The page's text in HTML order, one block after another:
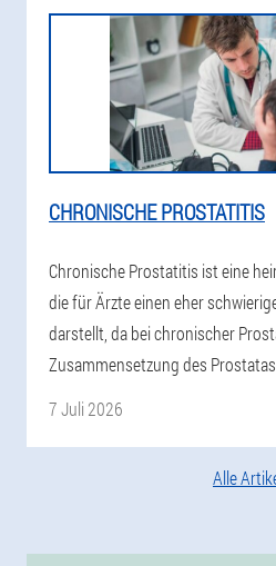
CHRONISCHE PROSTATITIS
Chronische Prostatitis ist eine
die für Ärzte einen eher
darstellt, da bei chronischer
Zusammensetzung des
7 Juli 2026
Alle